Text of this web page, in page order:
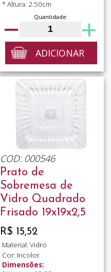
* Altura: 2.50cm
Quantidade:
ADICIONAR
COD: 000546
Prato de
Sobremesa de
Vidro Quadrado
Frisado 19x19x2,5
R$ 15,52
Material: Vidro
Cor: Incolor
Dimensões: